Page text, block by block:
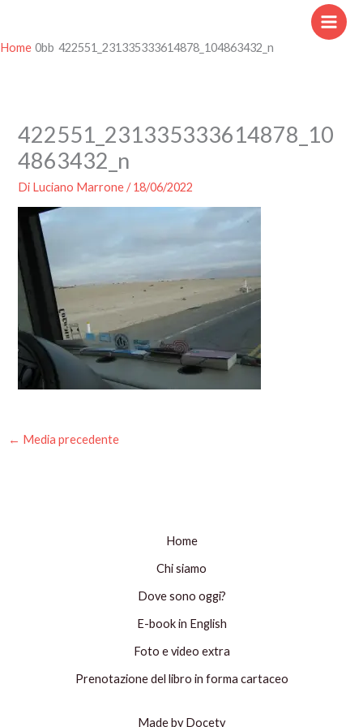
contenuto
Home 422551_231335333614878_104863432_n
422551_231335333614878_10
4863432_n
Di Luciano Marrone/18/06/2022
← Media precedente
Home
Chi siamo
Dove sono oggi?
E-book in English
Foto e video extra
Prenotazione del libro in forma cartaceo
Made by Docety